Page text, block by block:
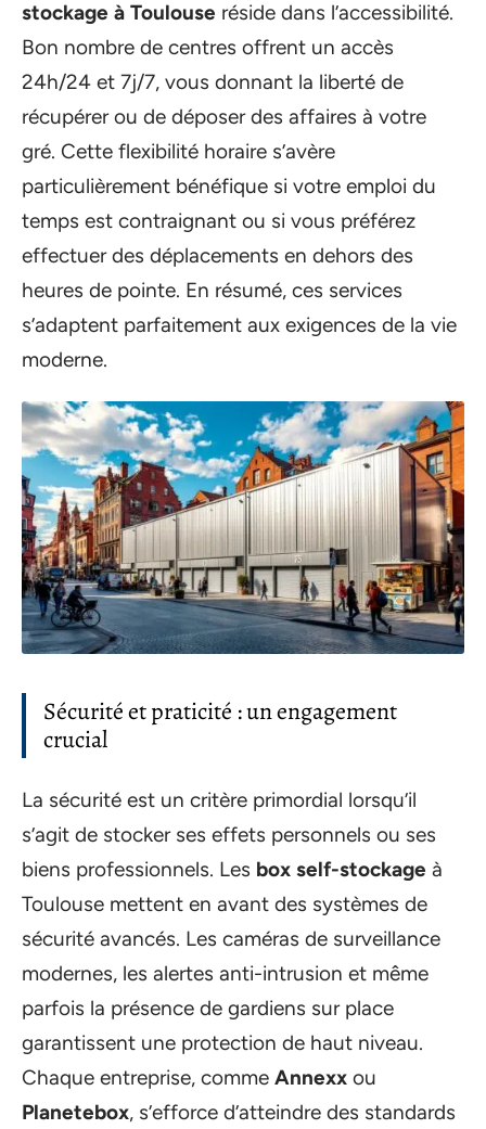
stockage à Toulouse réside dans l’accessibilité.
Bon nombre de centres offrent un accès
24h/24 et 7j/7, vous donnant la liberté de
récupérer ou de déposer des affaires à votre
gré. Cette flexibilité horaire s’avère
particulièrement bénéfique si votre emploi du
temps est contraignant ou si vous préférez
effectuer des déplacements en dehors des
heures de pointe. En résumé, ces services
s’adaptent parfaitement aux exigences de la vie
moderne.
Sécurité et praticité : un engagement
crucial
La sécurité est un critère primordial lorsqu’il
s’agit de stocker ses effets personnels ou ses
biens professionnels. Les box self-stockage à
Toulouse mettent en avant des systèmes de
sécurité avancés. Les caméras de surveillance
modernes, les alertes anti-intrusion et même
parfois la présence de gardiens sur place
garantissent une protection de haut niveau.
Chaque entreprise, comme Annexx ou
Planetebox, s’efforce d’atteindre des standards